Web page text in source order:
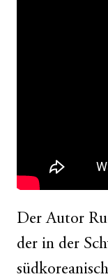
Der Autor
der in der